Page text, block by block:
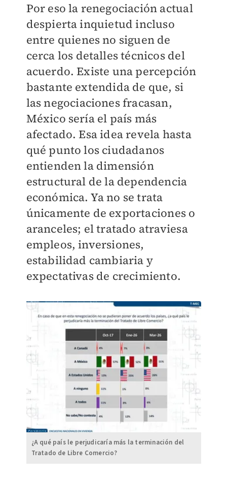
Por eso la renegociación actual
despierta inquietud incluso
entre quienes no siguen de
cerca los detalles técnicos del
acuerdo. Existe una percepción
bastante extendida de que, si
las negociaciones fracasan,
México sería el país más
afectado. Esa idea revela hasta
qué punto los ciudadanos
entienden la dimensión
estructural de la dependencia
económica. Ya no se trata
únicamente de exportaciones o
aranceles; el tratado atraviesa
empleos, inversiones,
estabilidad cambiaria y
expectativas de crecimiento.
¿A qué país le perjudicaría más la terminación del
Tratado de Libre Comercio?